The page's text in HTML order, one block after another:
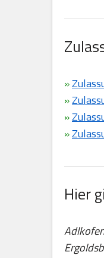
»
»
»
»
Hier